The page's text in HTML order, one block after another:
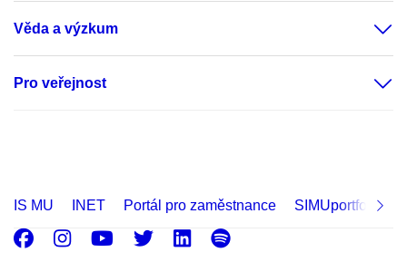
Věda a výzkum
Pro veřejnost
IS MU INET Portál pro zaměstnance SIMUportfolio
Facebook
Instagram
Youtube
Twitter
LinkedIn
Spotify